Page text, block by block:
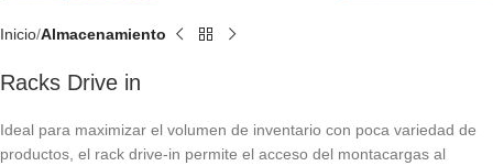
Inicio Almacenamiento
Racks Drive in
Ideal para maximizar el volumen de inventario con poca variedad de
productos, el rack drive-in permite el acceso del montacargas al